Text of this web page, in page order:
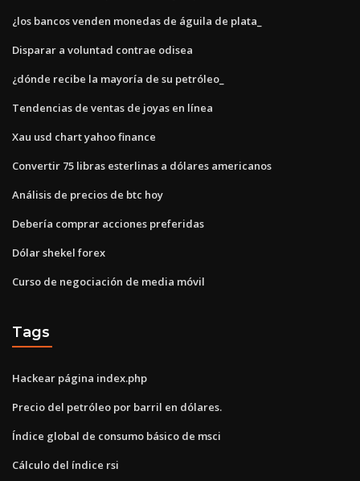
¿los bancos venden monedas de águila de plata_
Disparar a voluntad contrae odisea
¿dónde recibe la mayoría de su petróleo_
Tendencias de ventas de joyas en línea
Xau usd chart yahoo finance
Convertir 75 libras esterlinas a dólares americanos
Análisis de precios de btc hoy
Debería comprar acciones preferidas
Dólar shekel forex
Curso de negociación de media móvil
Tags
Hackear página index.php
Precio del petróleo por barril en dólares.
Índice global de consumo básico de msci
Cálculo del índice rsi